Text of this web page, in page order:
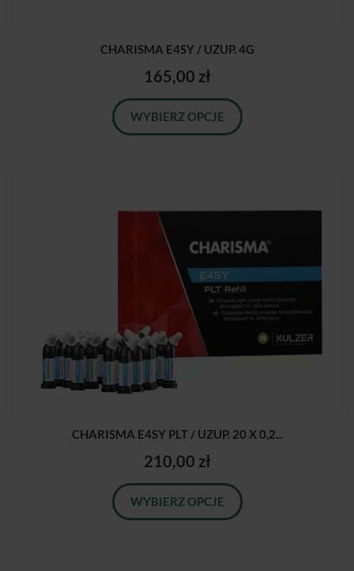
CHARISMA E4SY / UZUP. 4G
165,00 zł
WYBIERZ OPCJE
CHARISMA E4SY PLT / UZUP. 20 X 0,2...
210,00 zł
WYBIERZ OPCJE